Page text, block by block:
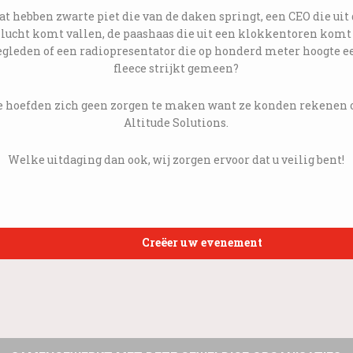
hebben zwarte piet die van de daken springt, een CEO die uit
lucht komt vallen, de paashaas die uit een klokkentoren komt
of een radiopresentator die op honderd meter hoogte
fleece strijkt gemeen?
hoefden zich geen zorgen te maken want ze konden rekenen
Altitude Solutions.
Welke uitdaging dan ook, wij zorgen ervoor dat u veilig bent!
Creëer uw evenement